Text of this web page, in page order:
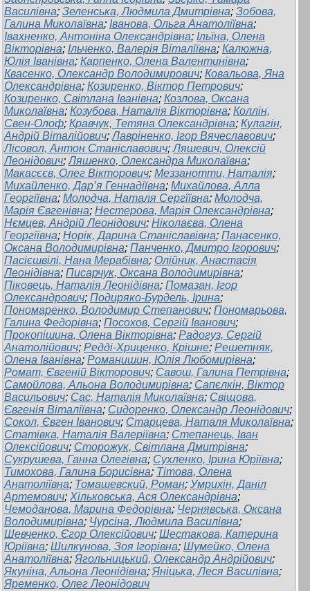
Василівна; Зеленська, Людмила Дмитрівна; Зобова,
Галина Миколаївна; Іванова, Ольга Анатоліївна;
Івахненко, Антоніна Олександрівна; Ільїна, Олена
Вікторівна; Ільченко, Валерія Віталіївна; Калюжна,
Юлія Іванівна; Карпенко, Олена Валентинівна;
Квасенко, Олександр Володимирович; Ковальова, Яна
Олександрівна; Козиренко, Віктор Петрович;
Козиренко, Світлана Іванівна; Козлова, Оксана
Миколаївна; Козубова, Наталія Вікторівна; Коллін,
Свен-Олоф; Кравчук, Тетяна Олександрівна; Кулагін,
Андрій Віталійович;Лавріненко, Ігор Вячеславович;
Лісовол, Антон Станіславович;Ляшевич, Олексій
Леонідович;Ляшенко, Олександра Миколаївна;
Макасєєв, Олег Вікторович; Меззанотти, Наталія;
Михайленко, Дар’я Геннадіївна; Михайлова, Алла
Георгіївна; Молодча, Наталя Сергїївна; Молодча,
Марiя Євгенівна; Нестерова, Марія Олександрівна;
Нємцев, Андрій Леонідович; Ніколаєва, Олена
Георгіївна; Норік, Дарина Станіславівна; Панасенко,
Оксана Володимирівна; Панченко, Дмитро Ігорович;
Пасієшвілі, Нана Мерабівна; Олійник, Анастасія
Леонідівна; Писарчук, Оксана Володимирівна;
Піковець, Наталія Леонідівна; Помазан, Ігор
Олександрович; Подиряко-Бурдель, Ірина;
Пономаренко, Володимир Степанович; Пономарьова,
Галина Федорівна; Посохов, Сергій Іванович;
Прокопішина, Олена Вікторівна; Радогуз, Сергій
Анатолійович; Редді-Хриценко, Крішне; Решетняк,
Олена Іванівна; Романишин, Юлія Любомирівна;
Ромат, Євгеній Вікторович; Савош, Галина Петрівна;
Самойлова, Альона Володимирівна; Сапєлкін, Віктор
Васильович; Сас, Наталія Миколаївна; Свіщова,
Євгенія Віталіївна; Сидоренко, Олександр Леонідович;
Сокол, Євген Іванович; Старцева, Наталя Миколаївна;
Статівка, Наталія Валеріївна; Степанець, Іван
Олексійович; Сторожук, Світлана Дмитрівна;
Сукрушева, Ганна Олегівна; Сухленко, Ірина Юріївна;
Тимохова, Галина Борисівна; Тітова, Олена
Анатоліївна; Томашевский, Роман; Умрихін, Даніл
Артемович; Хільковська, Ася Олександрівна;
Чемоданова, Марина Федорівна; Чернявська, Оксана
Володимирівна; Чурсіна, Людмила Василівна;
Шевченко, Єгор Олексійович; Шестакова, Катерина
Юріївна; Шилкунова, Зоя Ігорівна; Шумейко, Олена
Анатоліївна; Ягольницький, Олександр Андрійович;
Якуніна, Альона Леонідівна; Яніцька, Леся Василівна;
Яременко, Олег Леонідович